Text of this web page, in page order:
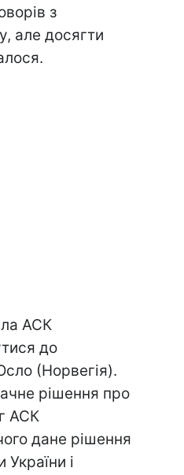
з
але досягти
АСК
до
(Норвегія).
рішення про
АСК
дане рішення
і